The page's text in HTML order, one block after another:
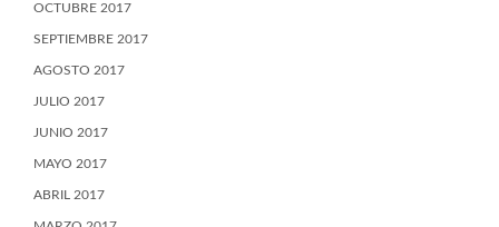
OCTUBRE 2017
SEPTIEMBRE 2017
AGOSTO 2017
JULIO 2017
JUNIO 2017
MAYO 2017
ABRIL 2017